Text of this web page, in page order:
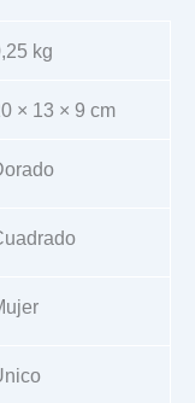
kg
× 13 × 9 cm